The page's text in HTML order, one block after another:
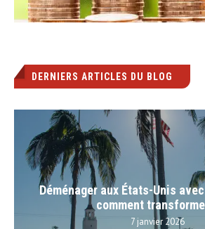
DERNIERS ARTICLES DU BLOG
Déménager aux États-Unis
comment
7 janvier 2026